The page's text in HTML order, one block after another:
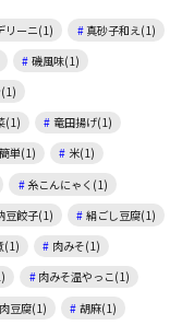
リーニ(1)
真砂子和え(1)
磯風味(1)
(1)
竜田揚げ(1)
簡単(1)
米(1)
糸こんにゃく(1)
豆餃子(1)
絹ごし豆腐(1)
(1)
肉みそ(1)
肉みそ温やっこ(1)
肉豆腐(1)
胡麻(1)